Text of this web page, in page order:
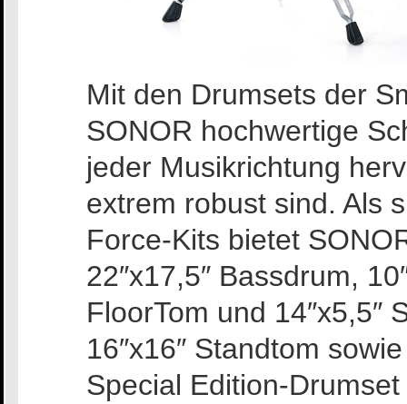
Mit den Drumsets der
SONOR hochwertige
jeder Musikrichtung
extrem robust sind. Als
Force-Kits bietet
22″x17,5″ Bassdrum,
FloorTom und 14″x5,5″
16″x16″ Standtom
Special Edition-